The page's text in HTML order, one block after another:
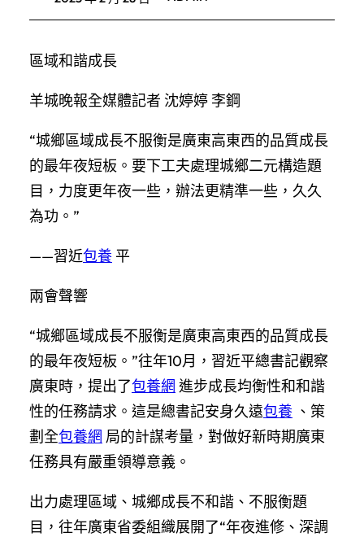
區域和諧成長
羊城晚報全媒體記者 沈婷婷 李鋼
“城鄉區域成長不服衡是廣東高東西的品質成長
的最年夜短板。要下工夫處理城鄉二元構造題
目，力度更年夜一些，辦法更精準一些，久久
為功。”
——習近包養 平
兩會聲響
“城鄉區域成長不服衡是廣東高東西的品質成長
的最年夜短板。”往年10月，習近平總書記觀察
廣東時，提出了包養網 進步成長均衡性和和諧
性的任務請求。這是總書記安身久遠包養 、策
劃全包養網 局的計謀考量，對做好新時期廣東
任務具有嚴重領導意義。
出力處理區域、城鄉成長不和諧、不服衡題
目，往年廣東省委組織展開了“年夜進修、深調